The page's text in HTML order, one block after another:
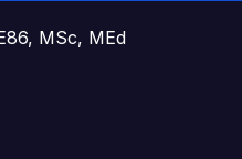
MSc, MEd